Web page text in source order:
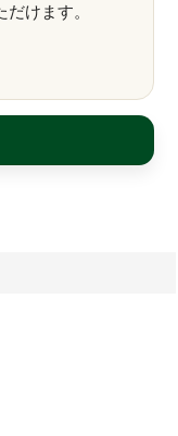
けます。